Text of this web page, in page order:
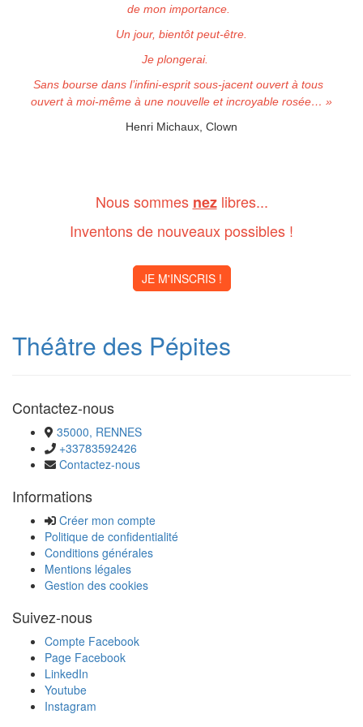
de mon importance.
Un jour, bientôt peut-être.
Je plongerai.
Sans bourse dans l’infini-esprit sous-jacent ouvert à tous
ouvert à moi-même à une nouvelle et incroyable rosée… »
Henri Michaux, Clown
Nous sommes nez libres...
Inventons de nouveaux possibles !
JE M'INSCRIS !
Théâtre des Pépites
Contactez-nous
35000, RENNES
+33783592426
Contactez-nous
Informations
Créer mon compte
Politique de confidentialité
Conditions générales
Mentions légales
Gestion des cookies
Suivez-nous
Compte Facebook
Page Facebook
LinkedIn
Youtube
Instagram